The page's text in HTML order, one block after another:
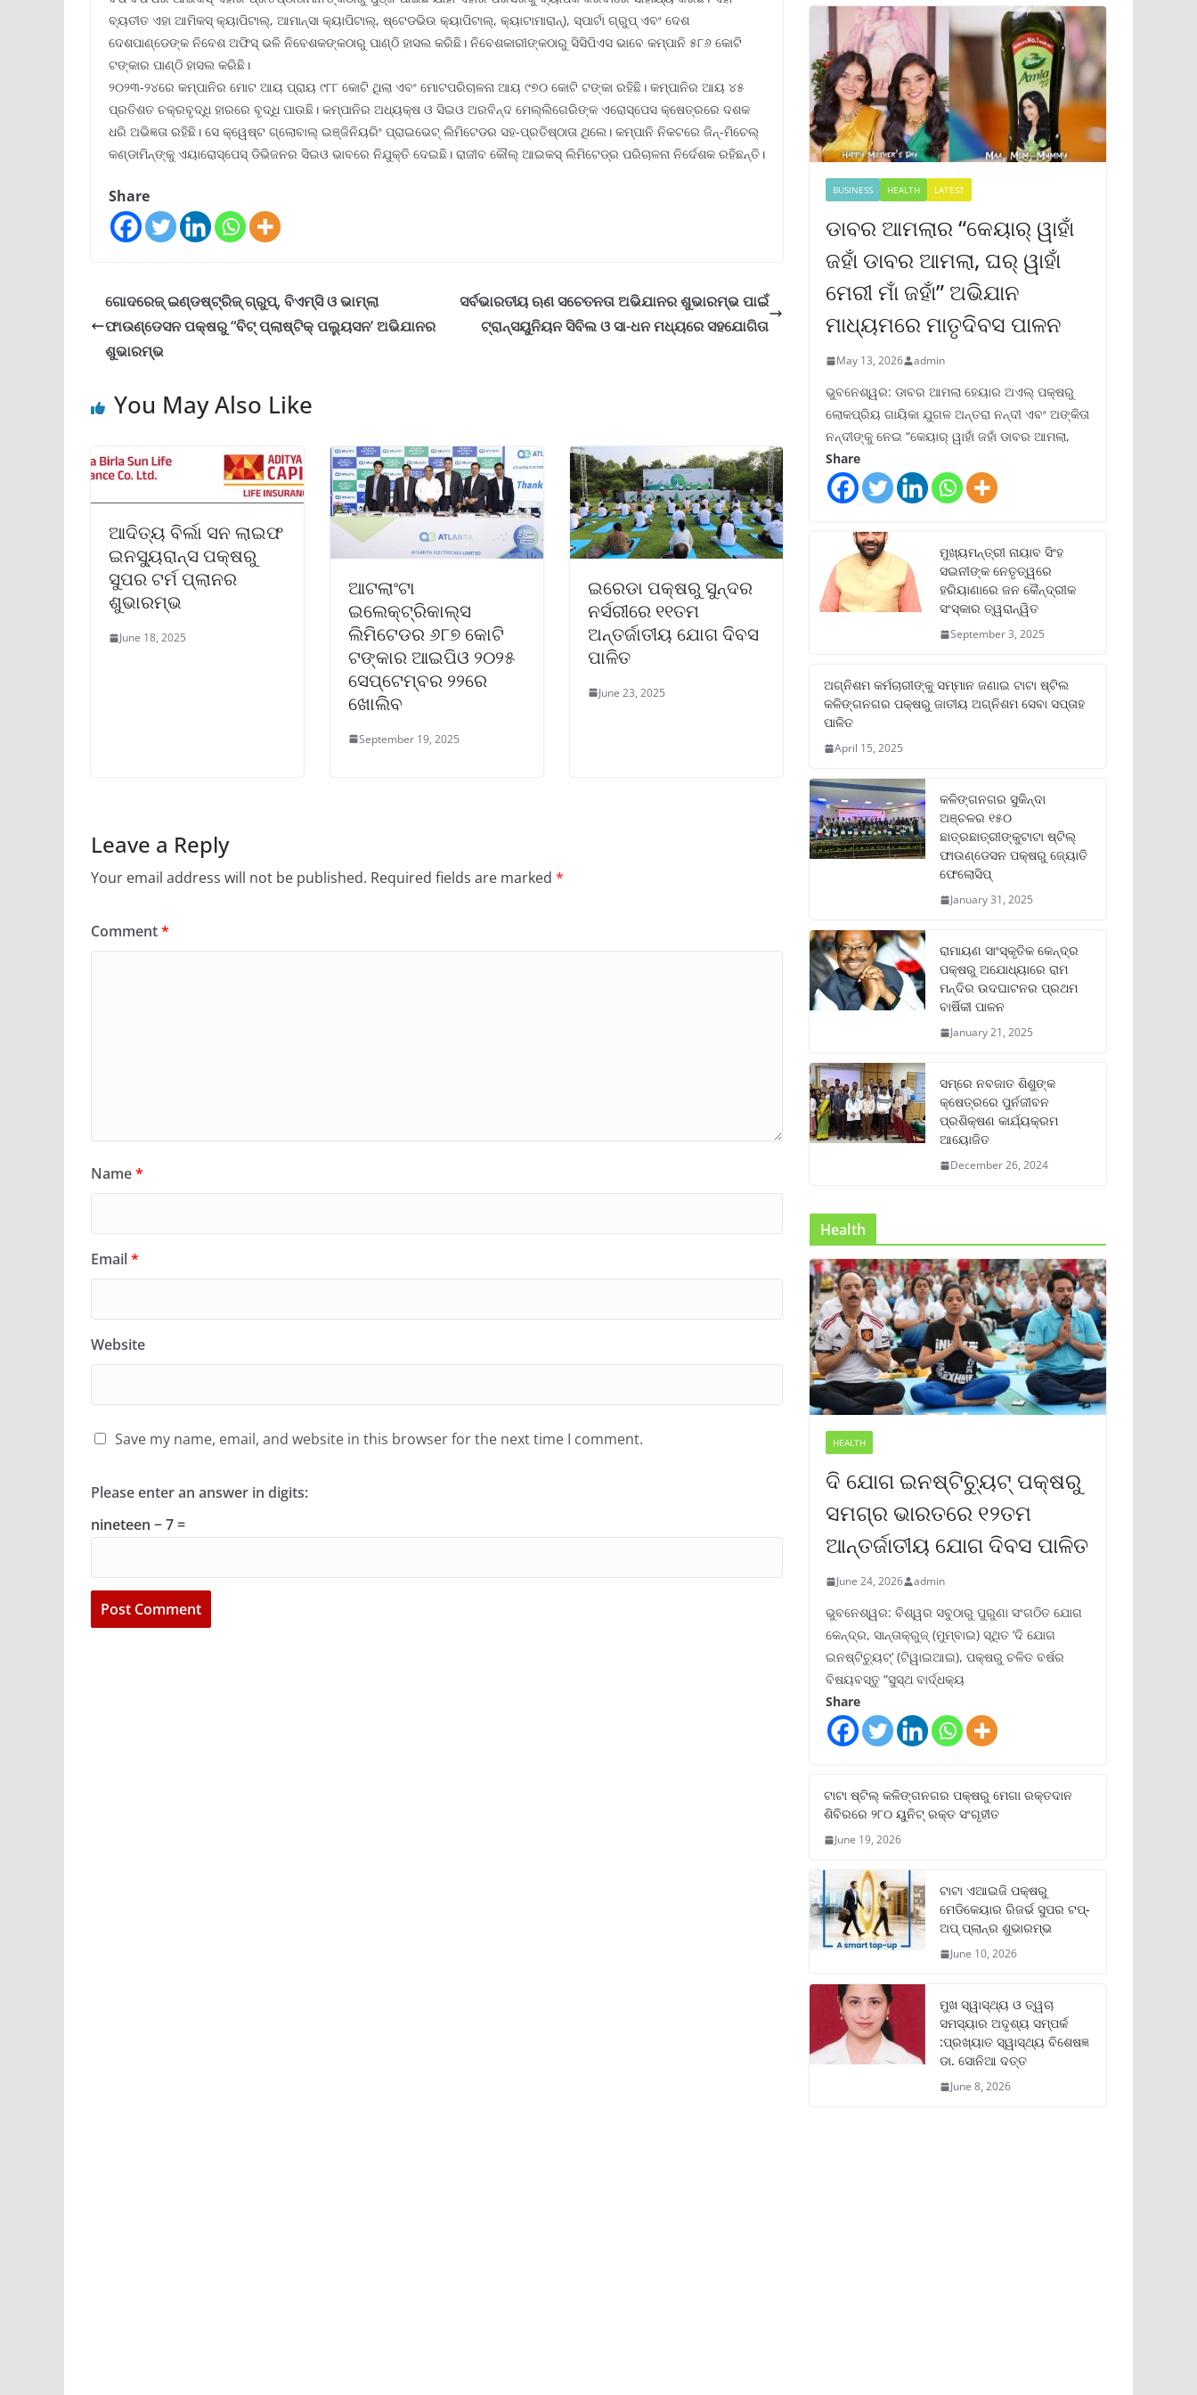
ବ୍ୟତୀତ ଏହା ଆମିକସ୍ କ୍ୟାପିଟାଲ୍‌, ଆମାନ୍ସା କ୍ୟାପିଟାଲ୍‌, ଷ୍ଟେଡଭିଉ କ୍ୟାପିଟାଲ୍‌, କ୍ୟାଟାମାରାନ୍‌), ସ୍ପାର୍ଟା ଗ୍ରୁପ୍ ଏବଂ ଦେଶ
ଦେଶପାଣ୍ଡେଙ୍କ ନିବେଶ ଅଫିସ୍ ଭଳି ନିବେଶକଙ୍କଠାରୁ ପାଣ୍ଠି ହାସଲ କରିଛି। ନିବେଶକାରୀଙ୍କଠାରୁ ସିସିପିଏସ ଭାବେ କମ୍ପାନି ୫୮୬ କୋଟି
ଟଙ୍କାର ପାଣ୍ଠି ହାସଲ କରିଛି।
୨୦୨୩-୨୪ରେ କମ୍ପାନିର ମୋଟ ଆୟ ପ୍ରାୟ ୯୮୮ କୋଟି ଥିଲା ଏବଂ ମୋଟପରିଚାଳନା ଆୟ ୯୭୦ କୋଟି ଟଙ୍କା ରହିଛି। କମ୍ପାନିର ଆୟ ୪୫
ପ୍ରତିଶତ ଚକ୍ରବୃଦ୍ଧି ହାରରେ ବୃଦ୍ଧି ପାଉଛି। କମ୍ପାନିର ଅଧ୍ୟକ୍ଷ ଓ ସିଇଓ ଅରବିନ୍ଦ ମେଲ୍ଲିଗେରିଙ୍କ ଏରୋସ୍ପେସ କ୍ଷେତ୍ରରେ ଦଶକ
ଧରି ଅଭିଜ୍ଞତା ରହିଛି। ସେ କ୍ୱେଷ୍ଟ ଗ୍ଲୋବାଲ୍ ଇଞ୍ଜିନିୟରିଂ ପ୍ରାଇଭେଟ୍ ଲିମିଟେଡର ସହ-ପ୍ରତିଷ୍ଠାତା ଥିଲେ। କମ୍ପାନି ନିକଟରେ ଜିନ୍‌-ମିଚେଲ୍
କଣ୍ଡାମିନ୍‌ଙ୍କୁ ଏୟାରୋସ୍ପେସ୍ ଡିଭିଜନର ସିଇଓ ଭାବରେ ନିଯୁକ୍ତି ଦେଇଛି। ରାଜୀବ କୌଲ୍ ଆଇକସ୍ ଲିମିଟେଡ୍ର ପରିଚାଳନା ନିର୍ଦେଶକ ରହିଛନ୍ତି।
Share
ଗୋଦରେଜ୍ ଇଣ୍ଡଷ୍ଟ୍ରିଜ୍ ଗ୍ରୁପ୍‌, ବିଏମ୍‌ସି ଓ ଭାମ୍‌ଲା
ଫାଉଣ୍ଡେସନ ପକ୍ଷରୁ “ବିଟ୍ ପ୍ଲାଷ୍ଟିକ୍ ପଲ୍ୟୁସନ’ ଅଭିଯାନର
ଶୁଭାରମ୍ଭ
ସର୍ବଭାରତୀୟ ଋଣ ସଚେତନତା ଅଭିଯାନର ଶୁଭାରମ୍ଭ ପାଇଁ
ଟ୍ରାନ୍ସୟୁନିୟନ ସିବିଲ ଓ ସା-ଧନ ମଧ୍ୟରେ ସହଯୋଗିତା
You May Also Like
ଆଦିତ୍ୟ ବିର୍ଲା ସନ ଲାଇଫ
ଇନସ୍ୟୁରାନ୍ସ ପକ୍ଷରୁ
ସୁପର ଟର୍ମ ପ୍ଲାନର
ଶୁଭାରମ୍ଭ
June 18, 2025
ଆଟଲାଂଟା
ଇଲେକ୍ଟ୍ରିକାଲ୍ସ
ଲିମିଟେଡର ୬୮୭ କୋଟି
ଟଙ୍କାର ଆଇପିଓ ୨୦୨୫
ସେପ୍ଟେମ୍ବର ୨୨ରେ
ଖୋଲିବ
September 19, 2025
ଇରେଡା ପକ୍ଷରୁ ସୁନ୍ଦର
ନର୍ସରୀରେ ୧୧ତମ
ଅନ୍ତର୍ଜାତୀୟ ଯୋଗ ଦିବସ
ପାଳିତ
June 23, 2025
Leave a Reply
Your email address will not be published. Required fields are marked *
Comment*
Name*
Email*
Website
Save my name, email, and website in this browser for the next time I comment.
Please enter an answer in digits:
nineteen − 7 =
BUSINESS HEALTH LATEST
ଡାବର ଆମଲାର “କେୟାର୍ ୱାହାଁ
ଜହାଁ ଡାବର ଆମଲା, ଘର୍ ୱାହାଁ
ମେରୀ ମାଁ ଜହାଁ” ଅଭିଯାନ
ମାଧ୍ୟମରେ ମାତୃଦିବସ ପାଳନ
May 13, 2026 admin
ଭୁବନେଶ୍ୱର: ଡାବର ଆମଲା ହେୟାର ଅଏଲ୍ ପକ୍ଷରୁ
ଲୋକପ୍ରିୟ ଗାୟିକା ଯୁଗଳ ଅନ୍ତରା ନନ୍ଦୀ ଏବଂ ଅଙ୍କିତା
ନନ୍ଦୀଙ୍କୁ ନେଇ “କେୟାର୍ ୱାହାଁ ଜହାଁ ଡାବର ଆମଲା,
Share
ମୁଖ୍ୟମନ୍ତ୍ରୀ ନାୟାବ ସିଂହ
ସଇନୀଙ୍କ ନେତୃତ୍ୱରେ
ହରିୟାଣାରେ ଜନ କୈନ୍ଦ୍ରୀକ
ସଂସ୍କାର ତ୍ୱରାନ୍ୱିତ
September 3, 2025
ଅଗ୍ନିଶମ କର୍ମଚାରୀଙ୍କୁ ସମ୍ମାନ ଜଣାଇ ଟାଟା ଷ୍ଟିଲ
କଳିଙ୍ଗନଗର ପକ୍ଷରୁ ଜାତୀୟ ଅଗ୍ନିଶମ ସେବା ସପ୍ତାହ
ପାଳିତ
April 15, 2025
କଳିଙ୍ଗନଗର ସୁକିନ୍ଦା
ଅଞ୍ଚଳର ୧୫୦
ଛାତ୍ରଛାତ୍ରୀଙ୍କୁଟାଟା ଷ୍ଟିଲ୍
ଫାଉଣ୍ଡେସନ ପକ୍ଷରୁ ଜ୍ୟୋତି
ଫେଲୋସିପ୍‌
January 31, 2025
ରାମାୟଣ ସାଂସ୍କୃତିକ କେନ୍ଦ୍ର
ପକ୍ଷରୁ ଅଯୋଧ୍ୟାରେ ରାମ
ମନ୍ଦିର ଉଦଘାଟନର ପ୍ରଥମ
ବାର୍ଷିକୀ ପାଳନ
January 21, 2025
ସମ୍‌ରେ ନବଜାତ ଶିଶୁଙ୍କ
କ୍ଷେତ୍ରରେ ପୁର୍ନଜୀବନ
ପ୍ରଶିକ୍ଷଣ କାର୍ଯ୍ୟକ୍ରମ
ଆୟୋଜିତ
December 26, 2024
Health
HEALTH
ଦି ଯୋଗ ଇନଷ୍ଟିଚ୍ୟୁଟ୍ ପକ୍ଷରୁ
ସମଗ୍ର ଭାରତରେ ୧୨ତମ
ଆନ୍ତର୍ଜାତୀୟ ଯୋଗ ଦିବସ ପାଳିତ
June 24, 2026 admin
ଭୁବନେଶ୍ୱର: ବିଶ୍ୱର ସବୁଠାରୁ ପୁରୁଣା ସଂଗଠିତ ଯୋଗ
କେନ୍ଦ୍ର, ସାନ୍ତାକ୍ରୁଜ୍ (ମୁମ୍ବାଇ) ସ୍ଥିତ ‘ଦି ଯୋଗ
ଇନଷ୍ଟିଚ୍ୟୁଟ୍‌’ (ଟିୱାଇଆଇ), ପକ୍ଷରୁ ଚଳିତ ବର୍ଷର
ବିଷୟବସ୍ତୁ “ସୁସ୍ଥ ବାର୍ଦ୍ଧକ୍ୟ
Share
ଟାଟା ଷ୍ଟିଲ୍‌ କଳିଙ୍ଗନଗର ପକ୍ଷରୁ ମେଗା ରକ୍ତଦାନ
ଶିବିରରେ ୨୮୦ ୟୁନିଟ୍‌ ରକ୍ତ ସଂଗୃହୀତ
June 19, 2026
ଟାଟା ଏଆଇଜି ପକ୍ଷରୁ
ମେଡିକେୟାର ରିଜର୍ଭ ସୁପର ଟପ୍‌-
ଅପ୍ ପ୍ଲାନ୍‌ର ଶୁଭାରମ୍ଭ
June 10, 2026
ମୁଖ ସ୍ୱାସ୍ଥ୍ୟ ଓ ତ୍ୱଚା
ସମସ୍ୟାର ଅଦୃଶ୍ୟ ସମ୍ପର୍କ
:ପ୍ରଖ୍ୟାତ ସ୍ୱାସ୍ଥ୍ୟ ବିଶେଷଜ୍ଞ
ଡା. ସୋନିଆ ଦତ୍ତ
June 8, 2026